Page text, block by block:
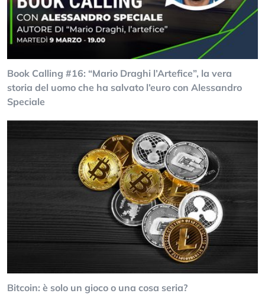
Book Calling #16: “Mario Draghi l’Artefice”, la vera
storia del uomo che ha salvato l’euro con Alessandro
Speciale
Bitcoin: è solo un gioco o una cosa seria?